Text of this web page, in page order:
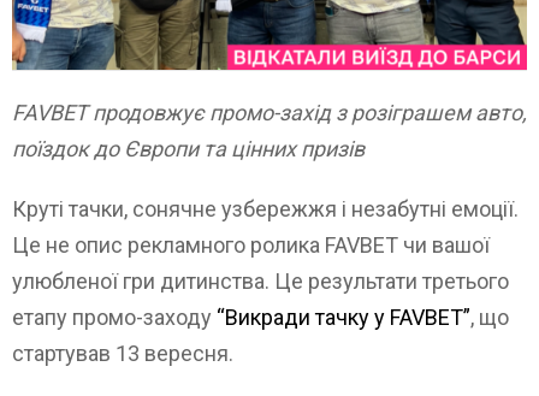
FAVBET продовжує промо-захід з розіграшем авто,
поїздок до Європи та цінних призів
Круті тачки, сонячне узбережжя і незабутні емоції.
Це не опис рекламного ролика FAVBET чи вашої
улюбленої гри дитинства. Це результати третього
етапу промо-заходу “Викради тачку у FAVBET”, що
стартував 13 вересня.